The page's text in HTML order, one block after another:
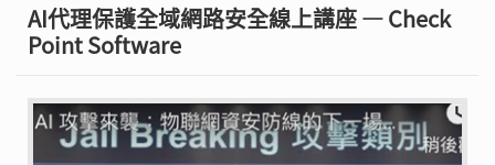
AI代理保護全域網路安全線上講座 — Check
Point Software